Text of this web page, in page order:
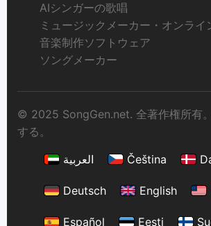
AIシンガーの歌唱
ミュージックメーカー・オンライ
音楽制作ソフトウェア
ソングメーカー
© 2025 SongGen.net. 全著作権所有
する。
العربية
Čeština
Deutsch English
Español Eesti